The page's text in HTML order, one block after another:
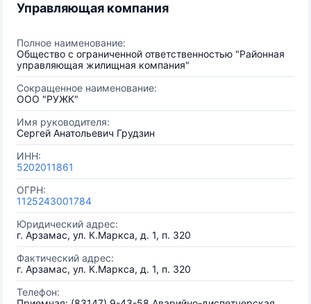
Управляющая компания
Полное наименование:
Общество с ограниченной ответственностью "Районная
управляющая жилищная компания"
Сокращенное наименование:
ООО "РУЖК"
Имя руководителя:
Сергей Анатольевич Грудзин
ИНН:
5202011861
ОГРН:
1125243001784
Юридический адрес:
г. Арзамас, ул. К.Маркса, д. 1, п. 320
Фактический адрес:
г. Арзамас, ул. К.Маркса, д. 1, п. 320
Телефон: